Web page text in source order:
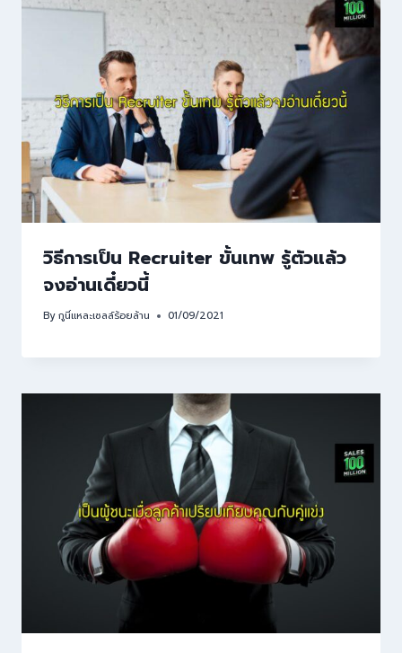
วิธีการเป็น Recruiter ขั้นเทพ รู้ตัวแล้ว
จงอ่านเดี๋ยวนี้
Byกูนี่แหละเซลล์ร้อยล้าน 01/09/2021